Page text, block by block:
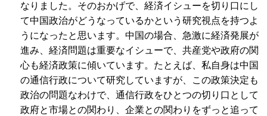
なりました。そのおかげで、経済イシューを切り口にし
て中国政治がどうなっているかという研究視点を持つよ
うになったと思います。中国の場合、急激に経済発展が
進み、経済問題は重要なイシューで、共産党や政府の関
心も経済政策に傾いています。たとえば、私自身は中国
の通信行政について研究していますが、この政策決定も
政治の問題なわけで、通信行政をひとつの切り口として
政府と市場との関わり、企業との関わりをずっと追って